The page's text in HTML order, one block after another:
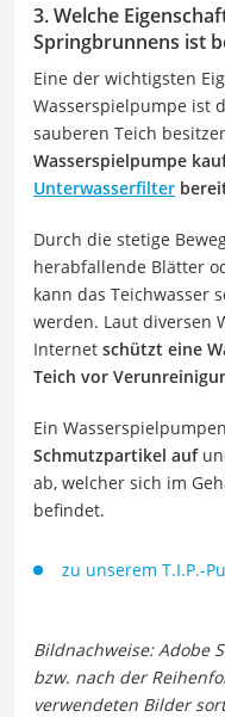
3. Welche
Springbrunnens ist
Eine der wichtigsten
Wasserspielpumpe ist
sauberen Teich
Wasserspielpumpe
Unterwasserfilter
Durch die stetige
herabfallende Blätter
kann das Teichwasser
werden. Laut diversen
Internet schützt eine
Teich vor
Ein
Schmutzpartikel auf
ab, welcher sich im
befindet.
zu unserem T.I.P.-